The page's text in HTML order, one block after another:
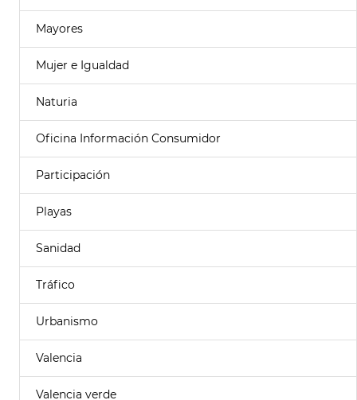
Mayores
Mujer e Igualdad
Naturia
Oficina Información Consumidor
Participación
Playas
Sanidad
Tráfico
Urbanismo
Valencia
Valencia verde